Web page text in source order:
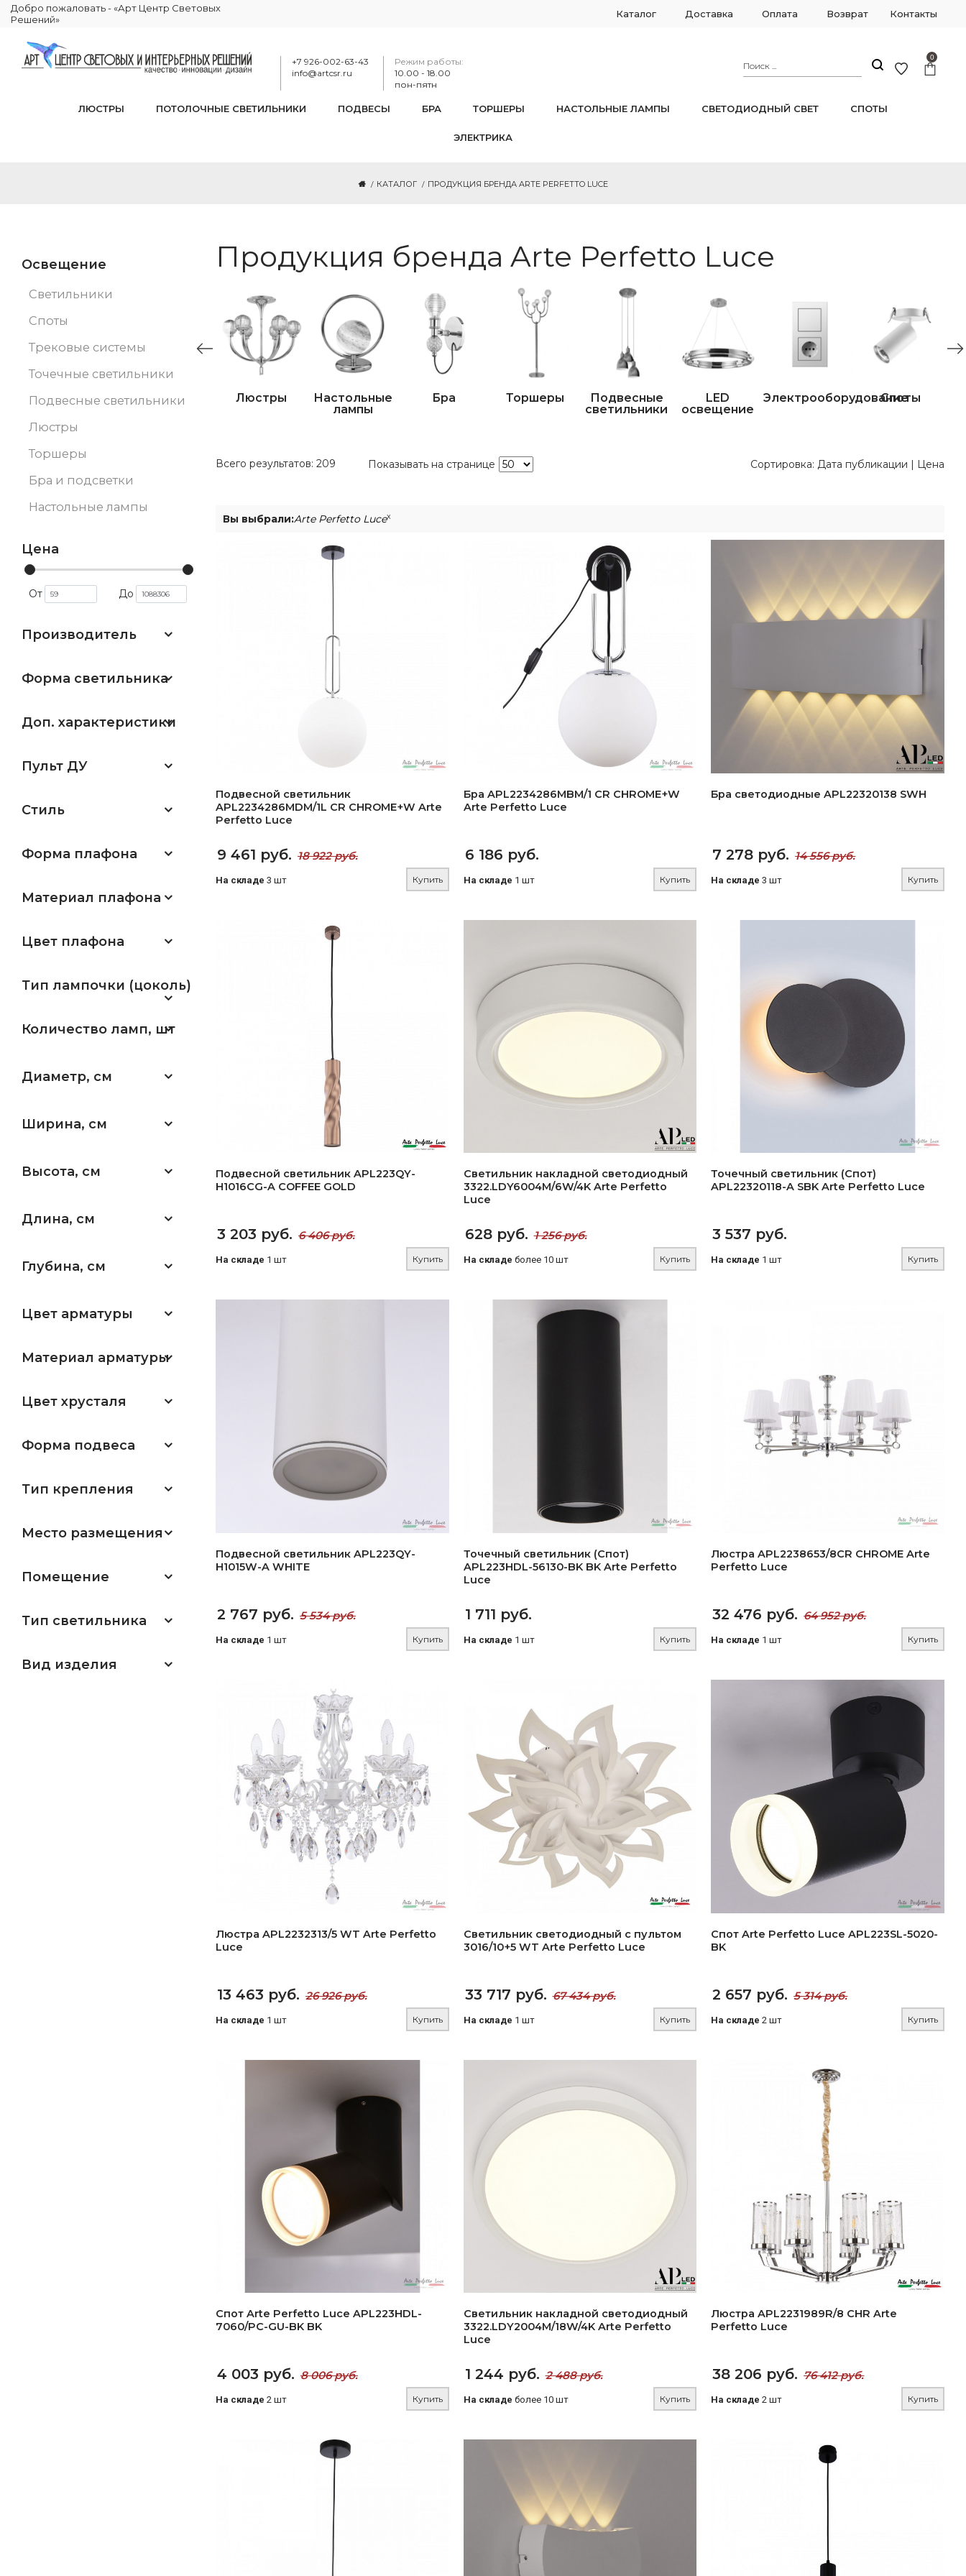
Добро пожаловать - «Арт Центр Световых
Решений»
Каталог Доставка Оплата Возврат Контакты
+7 926-002-63-43
info@artcsr.ru
Режим работы:
10.00 - 18.00
пон-пятн
0
ЛЮСТРЫ ПОТОЛОЧНЫЕ СВЕТИЛЬНИКИ ПОДВЕСЫ БРА ТОРШЕРЫ НАСТОЛЬНЫЕ ЛАМПЫ СВЕТОДИОДНЫЙ СВЕТ СПОТЫ
ЭЛЕКТРИКА
КАТАЛОГ ПРОДУКЦИЯ БРЕНДА ARTE PERFETTO LUCE
Продукция бренда Arte Perfetto Luce
Люстры
Настольные
лампы
Бра Торшеры
Подвесные
светильники
LED
освещение
Электрооборудование
Споты
Всего результатов: 209 Показывать на странице Сортировка: Дата публикации | Цена
Вы выбрали:Arte Perfetto Lucex
Подвесной светильник
APL2234286MDM/1L CR CHROME+W Arte
Perfetto Luce
9 461 руб. 18 922 руб.
На складе 3 шт Купить
Бра APL2234286MBM/1 CR CHROME+W
Arte Perfetto Luce
6 186 руб.
На складе 1 шт Купить
Бра светодиодные APL22320138 SWH
7 278 руб. 14 556 руб.
На складе 3 шт Купить
Подвесной светильник APL223QY-
H1016CG-A COFFEE GOLD
3 203 руб. 6 406 руб.
На складе 1 шт Купить
Светильник накладной светодиодный
3322.LDY6004M/6W/4K Arte Perfetto
Luce
628 руб. 1 256 руб.
На складе более 10 шт Купить
Точечный светильник (Спот)
APL22320118-A SBK Arte Perfetto Luce
3 537 руб.
На складе 1 шт Купить
Подвесной светильник APL223QY-
H1015W-A WHITE
2 767 руб. 5 534 руб.
На складе 1 шт Купить
Точечный светильник (Спот)
APL223HDL-56130-BK BK Arte Perfetto
Luce
1 711 руб.
На складе 1 шт Купить
Люстра APL2238653/8CR CHROME Arte
Perfetto Luce
32 476 руб. 64 952 руб.
На складе 1 шт Купить
Люстра APL2232313/5 WT Arte Perfetto
Luce
13 463 руб. 26 926 руб.
На складе 1 шт Купить
Светильник светодиодный с пультом
3016/10+5 WT Arte Perfetto Luce
33 717 руб. 67 434 руб.
На складе 1 шт Купить
Спот Arte Perfetto Luce APL223SL-5020-
BK
2 657 руб. 5 314 руб.
На складе 2 шт Купить
Спот Arte Perfetto Luce APL223HDL-
7060/PC-GU-BK BK
4 003 руб. 8 006 руб.
На складе 2 шт Купить
Светильник накладной светодиодный
3322.LDY2004M/18W/4K Arte Perfetto
Luce
1 244 руб. 2 488 руб.
На складе более 10 шт Купить
Люстра APL2231989R/8 CHR Arte
Perfetto Luce
38 206 руб. 76 412 руб.
На складе 2 шт Купить
Освещение
Светильники
Споты
Трековые системы
Точечные светильники
Подвесные светильники
Люстры
Торшеры
Бра и подсветки
Настольные лампы
Цена
От До
Производитель
Форма светильника
Доп. характеристики
Пульт ДУ
Стиль
Форма плафона
Материал плафона
Цвет плафона
Тип лампочки (цоколь)
Количество ламп, шт
Диаметр, см
Ширина, см
Высота, см
Длина, см
Глубина, см
Цвет арматуры
Материал арматуры
Цвет хрусталя
Форма подвеса
Тип крепления
Место размещения
Помещение
Тип светильника
Вид изделия